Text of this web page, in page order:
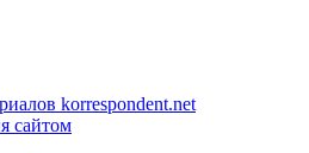
korrespondent.net
сайтом